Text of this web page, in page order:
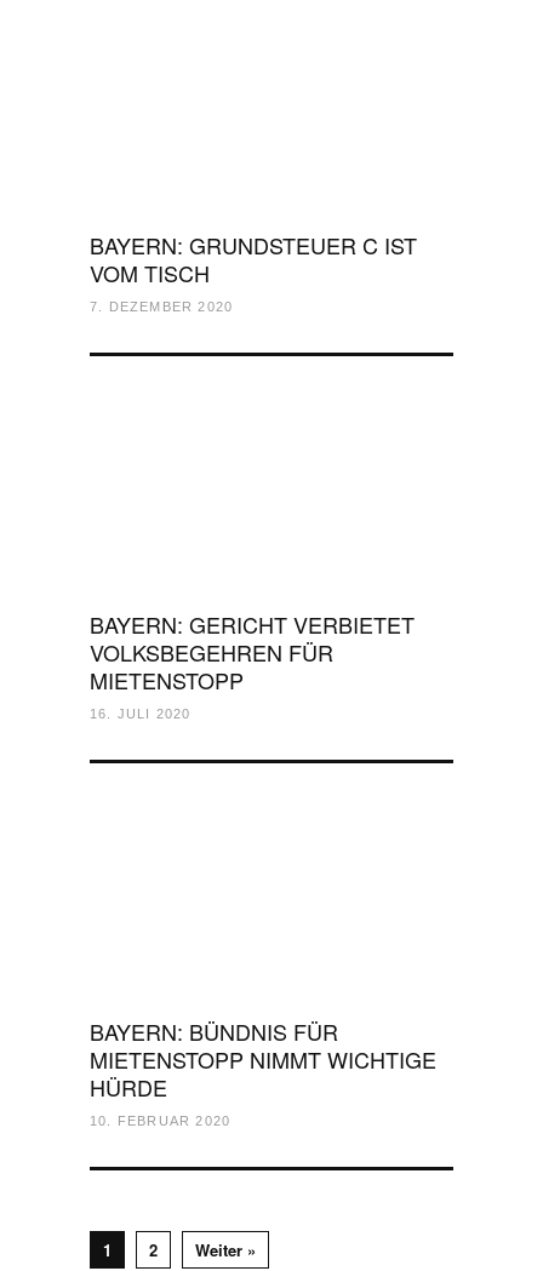
BAYERN: GRUNDSTEUER C IST
VOM TISCH
7. DEZEMBER 2020
BAYERN: GERICHT VERBIETET
VOLKSBEGEHREN FÜR
MIETENSTOPP
16. JULI 2020
BAYERN: BÜNDNIS FÜR
MIETENSTOPP NIMMT WICHTIGE
HÜRDE
10. FEBRUAR 2020
1 2 Weiter »